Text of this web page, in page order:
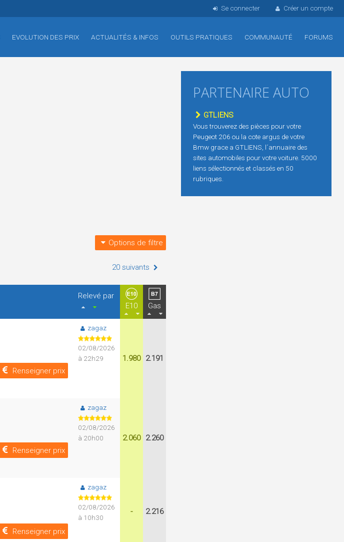
Se connecter Créer un compte
EVOLUTION DES PRIX ACTUALITÉS & INFOS OUTILS PRATIQUES COMMUNAUTÉ FORUMS
Options de filtre
20 suivants
Relevé par
E10
Gas
Renseigner prix
zagaz
02/08/2026
à 22h29
1.980 2.191
Renseigner prix
zagaz
02/08/2026
à 20h00
2.060 2.260
Renseigner prix
zagaz
02/08/2026
à 10h30
- 2.216
PARTENAIRE AUTO
GTLIENS
Vous trouverez des pièces pour votre
Peugeot 206 ou la cote argus de votre
Bmw grace a GTLIENS, l´annuaire des
sites automobiles pour votre voiture. 5000
liens sélectionnés et classés en 50
rubriques.